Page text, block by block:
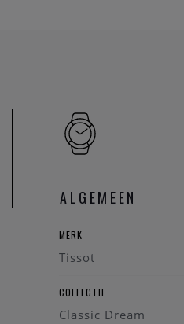
De Tissot wordt geleverd met
vergezeld met alle
Tissot, kan u steeds contact
ALGEMEEN
MERK
Tissot
COLLECTIE
Classic Dream